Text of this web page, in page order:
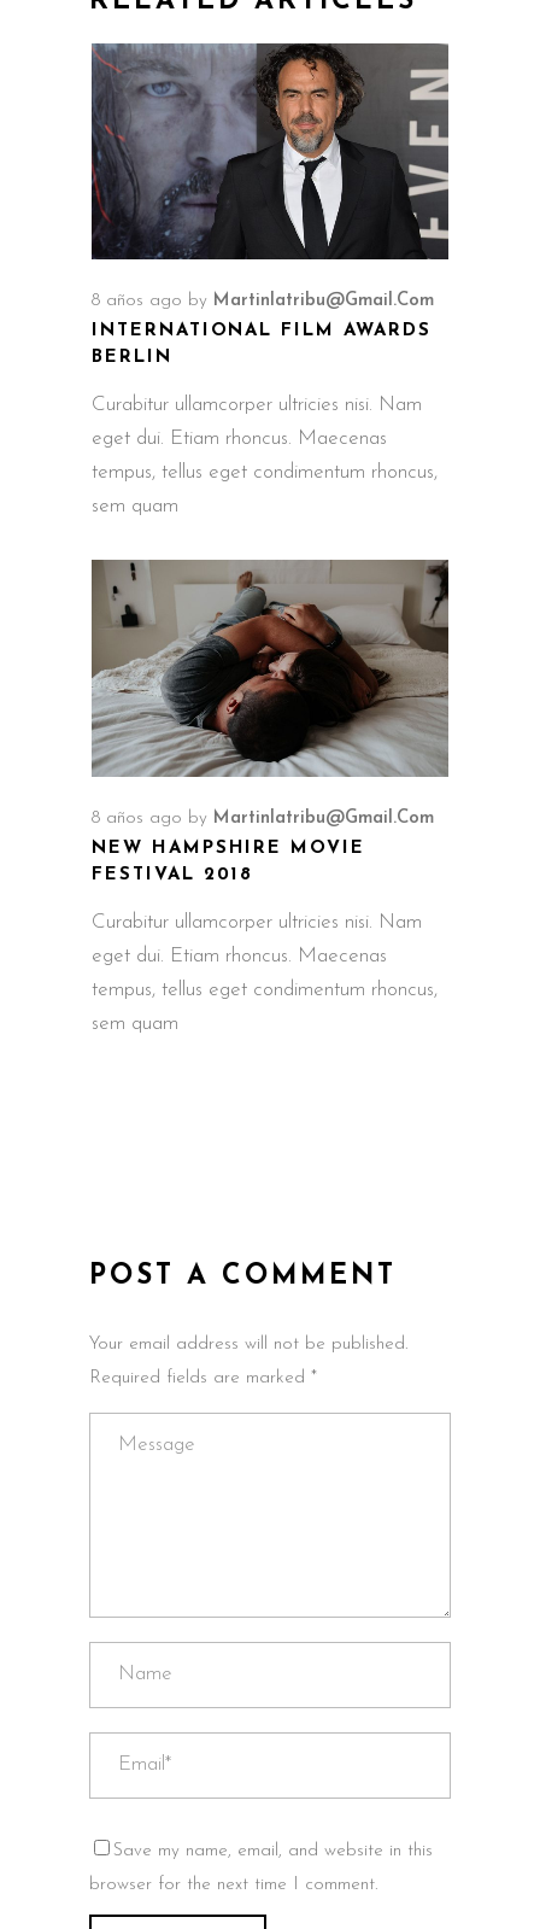
8 años ago by Martinlatribu@gmail.com
INTERNATIONAL FILM AWARDS
BERLIN
Curabitur ullamcorper ultricies nisi. Nam
eget dui. Etiam rhoncus. Maecenas
tempus, tellus eget condimentum rhoncus,
sem quam
8 años ago by Martinlatribu@gmail.com
NEW HAMPSHIRE MOVIE
FESTIVAL 2018
Curabitur ullamcorper ultricies nisi. Nam
eget dui. Etiam rhoncus. Maecenas
tempus, tellus eget condimentum rhoncus,
sem quam
POST A COMMENT
Your email address will not be published.
Required fields are marked *
Save my name, email, and website in this
browser for the next time I comment.